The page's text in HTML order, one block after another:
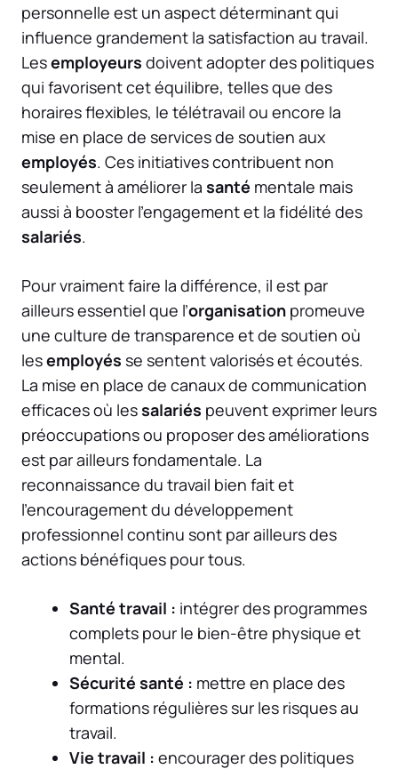
personnelle est un aspect déterminant qui
influence grandement la satisfaction au travail.
Lesemployeurs doivent adopter des politiques
qui favorisent cet équilibre, telles que des
horaires flexibles, le télétravail ou encore la
mise en place de services de soutien aux
employés. Ces initiatives contribuent non
seulement à améliorer la santé mentale mais
aussi à booster l’engagement et la fidélité des
salariés.
Pour vraiment faire la différence, il est par
ailleurs essentiel que l’organisation promeuve
une culture de transparence et de soutien où
lesemployés se sentent valorisés et écoutés.
La mise en place de canaux de communication
efficaces où lessalariés peuvent exprimer leurs
préoccupations ou proposer des améliorations
est par ailleurs fondamentale. La
reconnaissance du travail bien fait et
l’encouragement du développement
professionnel continu sont par ailleurs des
actions bénéfiques pour tous.
Santé travail : intégrer des programmes
complets pour le bien-être physique et
mental.
Sécurité santé : mettre en place des
formations régulières sur les risques au
travail.
Vie travail : encourager des politiques